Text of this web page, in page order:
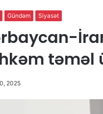
Gündəm Siyasət
təməl
2025